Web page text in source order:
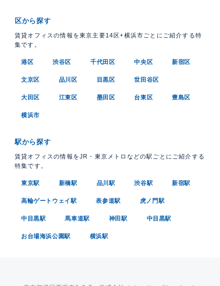
区から探す
賃貸オフィスの情報を東京主要14区+横浜市ごとにご紹介する特
集です。
港区 渋谷区 千代田区 中央区 新宿区
文京区 品川区 目黒区 世田谷区
大田区 江東区 墨田区 台東区 豊島区
横浜市
駅から探す
賃貸オフィスの情報をJR・東京メトロなどの駅ごとにご紹介する
特集です。
東京駅 新橋駅 品川駅 渋谷駅 新宿駅
高輪ゲートウェイ駅 表参道駅 虎ノ門駅
中目黒駅 馬車道駅 神田駅 中目黒駅
お台場海浜公園駅 横浜駅